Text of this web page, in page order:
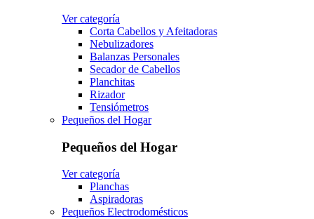
Ver categoría
Corta Cabellos y Afeitadoras
Nebulizadores
Balanzas Personales
Secador de Cabellos
Planchitas
Rizador
Tensiómetros
Pequeños del Hogar
Pequeños del Hogar
Ver categoría
Planchas
Aspiradoras
Pequeños Electrodomésticos